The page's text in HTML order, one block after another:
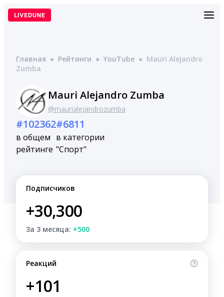
Перейти
Главная ● Рейтинги ● YouTube ● Mauri Alejandro
Zumba
Mauri Alejandro Zumba
@maurialejandrozumba
#102362
в общем
рейтинге
#6811
в категории
"Спорт"
Подписчиков
+30,300
За 3 месяца: +500
Реакций
+101